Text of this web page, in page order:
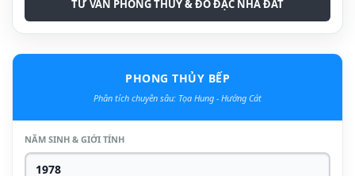
TƯ VẤN PHONG THỦY & ĐO ĐẠC NHÀ ĐẤT
PHONG THỦY BẾP
Phân tích chuyên sâu: Tọa Hung - Hướng Cát
NĂM SINH & GIỚI TÍNH